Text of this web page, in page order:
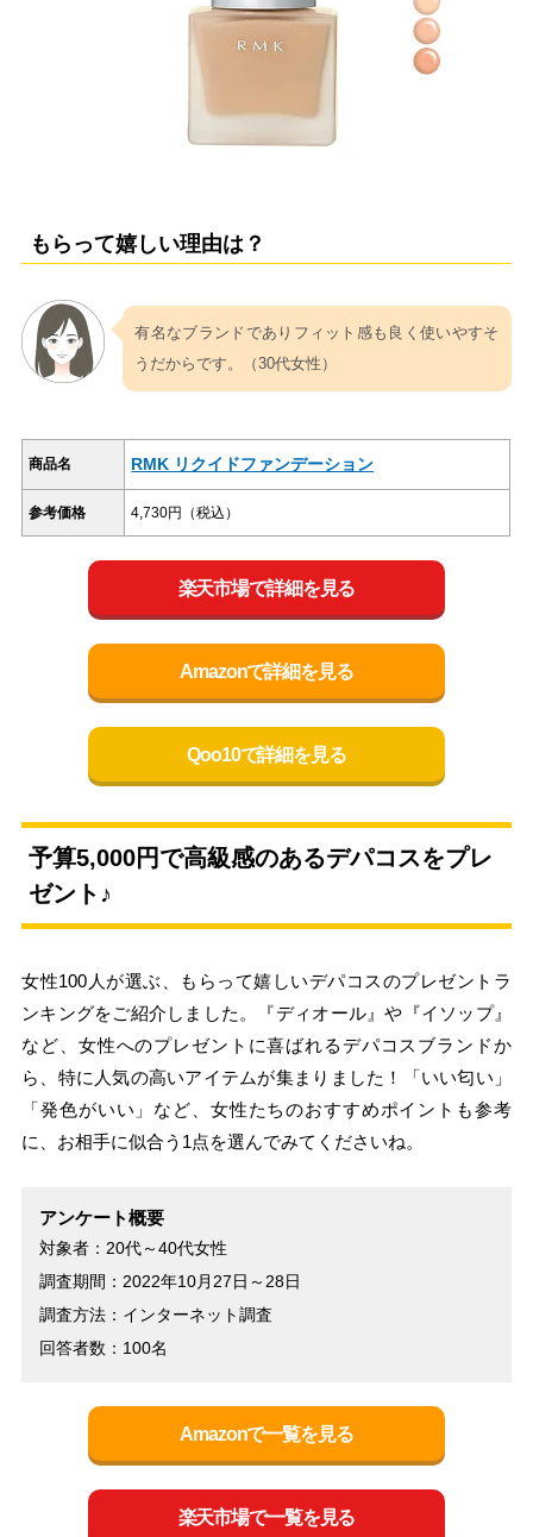
もらって嬉しい理由は？
有名なブランドでありフィット感も良く使いやすそ
うだからです。（30代女性）
商品名 RMK リクイドファンデーション
参考価格 4,730円（税込）
楽天市場で詳細を見る
Amazonで詳細を見る
Qoo10で詳細を見る
予算5,000円で高級感のあるデパコスをプレ
ゼント♪
女性100人が選ぶ、もらって嬉しいデパコスのプレゼントラ
ンキングをご紹介しました。『ディオール』や『イソップ』
など、女性へのプレゼントに喜ばれるデパコスブランドか
ら、特に人気の高いアイテムが集まりました！「いい匂い」
「発色がいい」など、女性たちのおすすめポイントも参考
に、お相手に似合う1点を選んでみてくださいね。
アンケート概要
対象者：20代～40代女性
調査期間：2022年10月27日～28日
調査方法：インターネット調査
回答者数：100名
Amazonで一覧を見る
楽天市場で一覧を見る